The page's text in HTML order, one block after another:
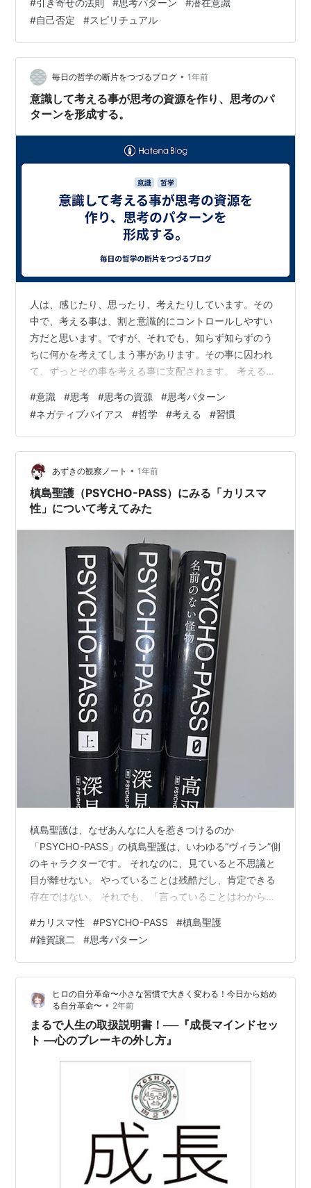
直後に“否定の種”をまき直しているようなもの。 これこ
そが、「叶わない人」に共通する “ある思考パターン”の
正体です。 「願う」と「打ち消す」を同時にしていない
か 人の思考はとても複雑で、意識では願っていても、無
意識では真逆のことを考えていることがよくあります。
たとえば── 「幸せにな…
#自己否定 #スピリチュアル
毎日の哲学の断片をつづるブログ • 1年前
意識して考える事が思考の資源を作り、思考のパ
ターンを形成する。
人は、感じたり、思ったり、考えたりしています。その
中で、考える事は、割と意識的にコントロールしやすい
方だと思います。ですが、それでも、知らず知らずのう
ちに何かを考えてしまう事があります。その事に囚われ
て、ずっとその事を考える事に支配されます。 考える事
す。無意識に考えるとは、気が付いたら考えてしまって
いる事で、つまり、自分でコントロール出来ない思考で
す。 一方、意識的に考える事とは、読んで字のごとく、
思考を自分の意識でコントロールする事であり、何を考
えるかは自分で選べるし、考え方も自分で選べます。 考
える事自体は、同時に、ひとつの事しか考えられな…
#意識 #思考 #思考の資源 #思考パターン
#ネガティブバイアス #哲学 #考える #習慣
あずきの観察ノート • 1年前
槙島聖護（PSYCHO-PASS）にみる「カリスマ
性」について考えてみた
槙島聖護は、なぜあんなに人を惹きつけるのか
「PSYCHO-PASS」の槙島聖護は、いわゆる“ヴィラン”側
のキャラクターです。 それなのに、見ていると不思議と
目が離せない。 やっていることは残酷だし、肯定できる
存在ではない。 それでも、「言っていることはわからな
体って、なんなんだろう？ 今回はそこを、私なりの視点
で考えてみました。 そもそも「カリスマ性」って何なん
だろう ① 行動で引っ張るタイプのカリスマ ② 言葉と
思想で揺さぶるタイプのカリスマ ③ 場の空気を支配す
る静かな力 ④ 知識そのものより「使い方」 槙島聖護は
「思想を持つヴィラン」…
#カリスマ性 #PSYCHO-PASS #槙島聖護
#雑賀譲二 #思考パターン
ヒロの自分革命〜小さな習慣で大きく変わる！今日から始め
る自分革命〜 • 2年前
まるで人生の取扱説明書！──『成長マインドセッ
ト ―心のブレーキの外し方』